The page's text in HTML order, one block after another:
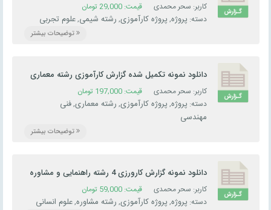
کاربر: سحر محمدی قیمت: 29,000 تومان
دسته: پروژه, پروژه کارآموزی, رشته شیمی,علوم تجربی
توضیحات بیشتر
دانلود نمونه تکمیل شده گزارش کارآموزی رشته معماری
– کارورزی نقشه کشی
کاربر: سحر محمدی قیمت: 197,000 تومان
دسته: پروژه, پروژه کارآموزی, رشته معماری,فنی
مهندسی
توضیحات بیشتر
دانلود نمونه گزارش کارورزی 4 رشته راهنمایی و مشاوره
– دانشگاه فرهنگیان
کاربر: سحر محمدی قیمت: 59,000 تومان
دسته: پروژه, پروژه کارآموزی, رشته مشاوره,علوم انسانی